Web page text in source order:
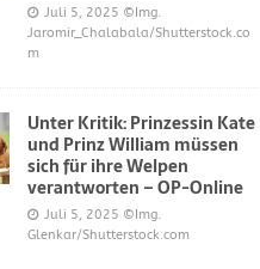
Juli 5, 2025 ©Img.
Jaromir_Chalabala/Shutterstock.co
m
Unter Kritik: Prinzessin Kate
und Prinz William müssen
sich für ihre Welpen
verantworten – OP-Online
Juli 5, 2025 ©Img.
Glenkar/Shutterstock.com